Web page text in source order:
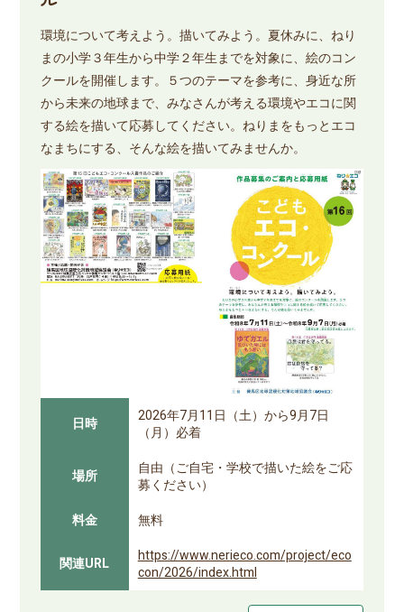
環境について考えよう。描いてみよう。夏休みに、ねり
まの小学３年生から中学２年生までを対象に、絵のコン
クールを開催します。５つのテーマを参考に、身近な所
から未来の地球まで、みなさんが考える環境やエコに関
する絵を描いて応募してください。ねりまをもっとエコ
なまちにする、そんな絵を描いてみませんか。
日時
2026年7月11日（土）から9月7日
（月）必着
場所
自由（ご自宅・学校で描いた絵をご応
募ください）
料金
無料
関連URL
https://www.nerieco.com/project/eco
con/2026/index.html